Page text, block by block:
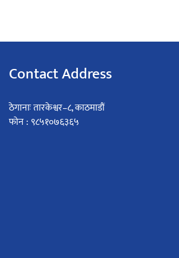
Contact Address
ठेगानाः तारकेश्वर–८, काठमाडौं
फोन : ९८५१०७६३६५